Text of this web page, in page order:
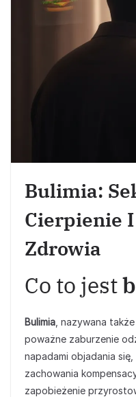
Bulimia:
Cierpienie
Zdrowia
Co to jest
Bulimia , nazywana
poważne zaburzenie
napadami objadania
zachowania
zapobieżenie